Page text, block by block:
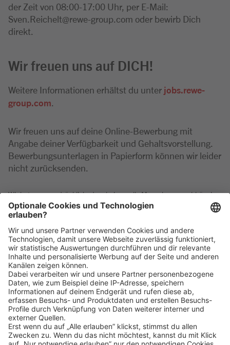
der Zeit von 08:00-17:00 Uhr, per E-Mail:
Sven.Reichelt@rewe-group.com oder bewirb Dich
direkt.
Wir freuen uns auf DICH!
Weitere Informationen erhältst du unter jobs.rewe-
group.com
Wir freuen uns auf deine Online-Bewerbung mit
Angabe deiner Verfügbarkeit und Gehaltsvorstellung.
Bewerbungsunterlagen in Papierform können wir leider
nicht zurücksenden.
Wir betonen ausdrücklich, dass bei uns alle Menschen - unabhängig
von Geschlecht/geschlechtlicher Identität, ethnischer Herkunft und
Nationalität, sozialer Herkunft, Religion/Weltanschauung, körperlicher
weiterer individueller Merkmale - gleichermaßen willkommen sind.
Klickehier, um alle offenen Jobs zu sehen.